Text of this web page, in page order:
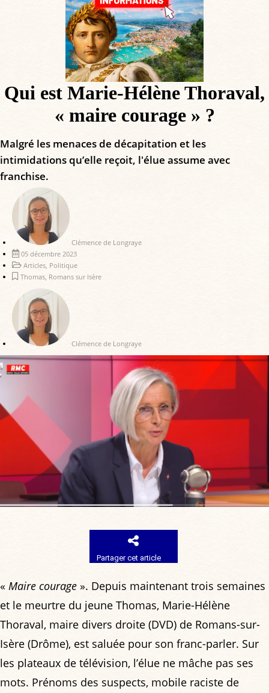
Qui est Marie-Hélène Thoraval,
« maire courage » ?
Malgré les menaces de décapitation et les
intimidations qu’elle reçoit, l'élue assume avec
franchise.
Clémence de Longraye
05 décembre 2023
Articles, Politique
Thomas, Romans sur Isère
Clémence de Longraye
Partager cet article
« Maire courage ». Depuis maintenant trois semaines
et le meurtre du jeune Thomas, Marie-Hélène
Thoraval, maire divers droite (DVD) de Romans-sur-
Isère (Drôme), est saluée pour son franc-parler. Sur
les plateaux de télévision, l’élue ne mâche pas ses
mots. Prénoms des suspects, mobile raciste de